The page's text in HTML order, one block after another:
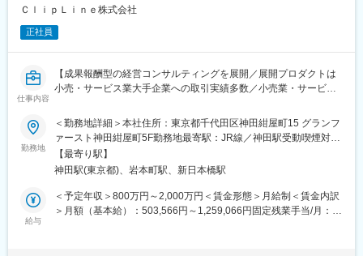
策などを検討していただきます。
また、上記に加えて、民間デベロッパーとともに大型商業施設や
マンション計画の騒音検討や交通渋滞対策等の周辺環境への影響
評価や行政協議、周辺住民との合意形成などに携わっていただく
技術者もあわせて募集しています。
■魅力：
観的なデータに基づく環境分析・将来予測を通して、新たな社会
課題の解決にクライアントとともに取り組んでいます。これらが
バランスよく調和した、持続可能で活力ある社会のグランドデザ
イン構築に携わることができます。
1984年の設立以来、関西を基盤にした会社です。
DX推進やシステム開発を行う「ソリューションサービス」、デー
ＣｌｉｐＬｉｎｅ株式会社
正社員
仕事内容
【成果報酬型の経営コンサルティングを展開／展開プロダクトは
小売・サービス業大手企業への取引実績多数／小売業・サービス
■業務内容
・財務データを始めとする定量データの収集・分析
・エンドユーザー評価や関係者ヒアリング等の定性データの収
集・分析
・データ分析（定量・定性）に基づくクライアント企業の課題仮
説設定
勤務地
＜勤務地詳細＞本社住所：東京都千代田区神田紺屋町15 グランフ
ァースト神田紺屋町5F勤務地最寄駅：JR線／神田駅受動喫煙対
策：屋内全面禁煙変更の範囲：会社の定める事業所（リモートワ
ーク含む）
【最寄り駅】
神田駅(東京都)、岩本町駅、新日本橋駅
給与
＜予定年収＞800万円～2,000万円＜賃金形態＞月給制＜賃金内訳
＞月額（基本給）：503,566円～1,259,066円固定残業手当/月：